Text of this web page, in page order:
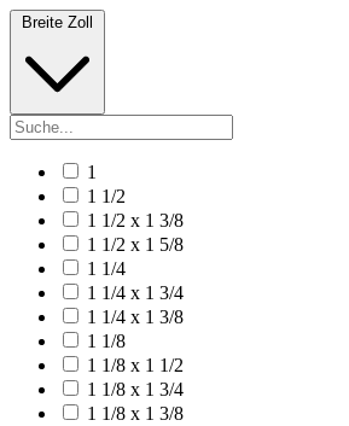
Breite Zoll
1
1 1/2
1 1/2 x 1 3/8
1 1/2 x 1 5/8
1 1/4
1 1/4 x 1 3/4
1 1/4 x 1 3/8
1 1/8
1 1/8 x 1 1/2
1 1/8 x 1 3/4
1 1/8 x 1 3/8